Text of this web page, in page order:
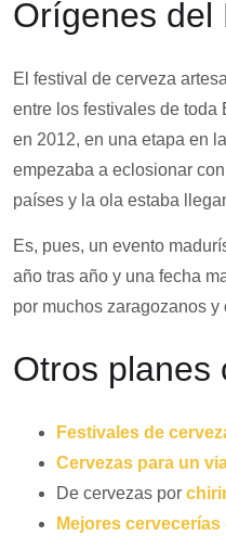
Orígenes del
El festival de cerveza
entre los festivales de toda
en 2012, en una etapa en
empezaba a eclosionar
países y la ola estaba
Es, pues, un evento
año tras año y una fecha
por muchos zaragozanos
Otros planes
Festivales de
Cervezas para un
De cervezas por
Mejores cervecerías